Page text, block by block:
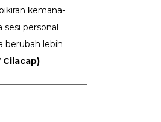
kemana-
sesi personal
berubah lebih
Cilacap)